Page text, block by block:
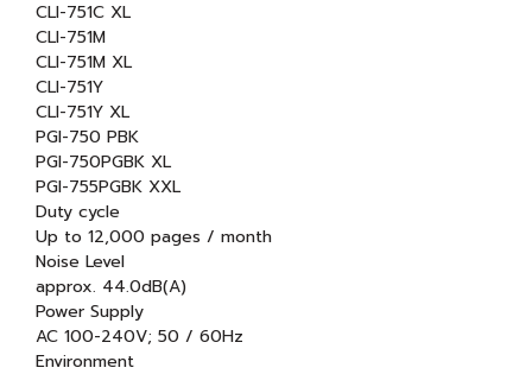
CLI-751C XL
CLI-751M
CLI-751M XL
CLI-751Y
CLI-751Y XL
PGI-750 PBK
PGI-750PGBK XL
PGI-755PGBK XXL
Duty cycle
Up to 12,000 pages / month
Noise Level
approx. 44.0dB(A)
Power Supply
AC 100-240V; 50 / 60Hz
Environment